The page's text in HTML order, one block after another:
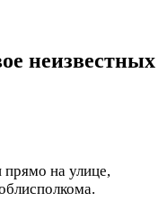
неизвестных
прямо на улице,